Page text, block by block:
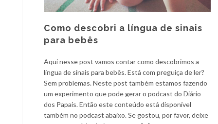
Como descobri a língua de sinais
para bebês
Aqui nesse post vamos contar como descobrimos a
língua de sinais para bebês. Está com preguiça de ler?
Sem problemas. Neste post também estamos fazendo
um experimento que pode gerar o podcast do Diário
dos Papais. Então este conteúdo está disponível
também no podcast abaixo. Se gostou, por favor, deixe